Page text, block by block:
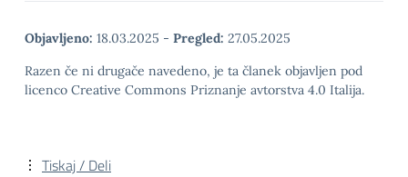
Objavljeno: 18.03.2025 - Pregled: 27.05.2025
Razen če ni drugače navedeno, je ta članek objavljen pod
licenco Creative Commons Priznanje avtorstva 4.0 Italija.
Tiskaj / Deli